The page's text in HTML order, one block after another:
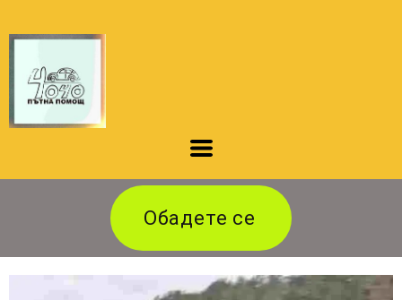
Обадете се